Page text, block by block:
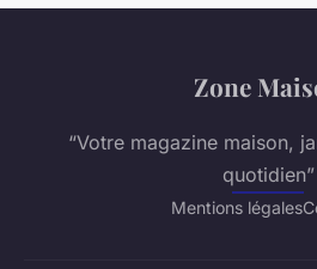
Zone
“Votre magazine maison,
quotidien”
Mentions légales